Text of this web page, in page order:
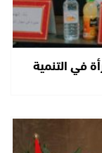
في التنمية